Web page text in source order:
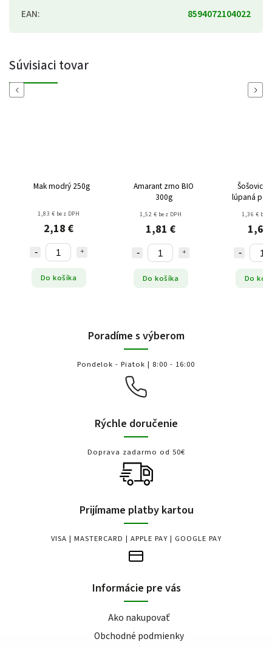
EAN: 8594072104022
Súvisiaci tovar
Previous
Mak modrý 250g
1,83 € bez DPH
2,18 €
Do košíka
Amarant zrno BIO
300g
1,52 € bez DPH
1,81 €
Do košíka
Šošovica
lúpaná
1,36 € bez
1,62
Do
Next
Poradíme s výberom
Pondelok - Piatok | 8:00 - 16:00
Rýchle doručenie
Doprava zadarmo od 50€
Prijímame platby kartou
VISA | MASTERCARD | APPLE PAY | GOOGLE PAY
Informácie pre vás
Ako nakupovať
Obchodné podmienky